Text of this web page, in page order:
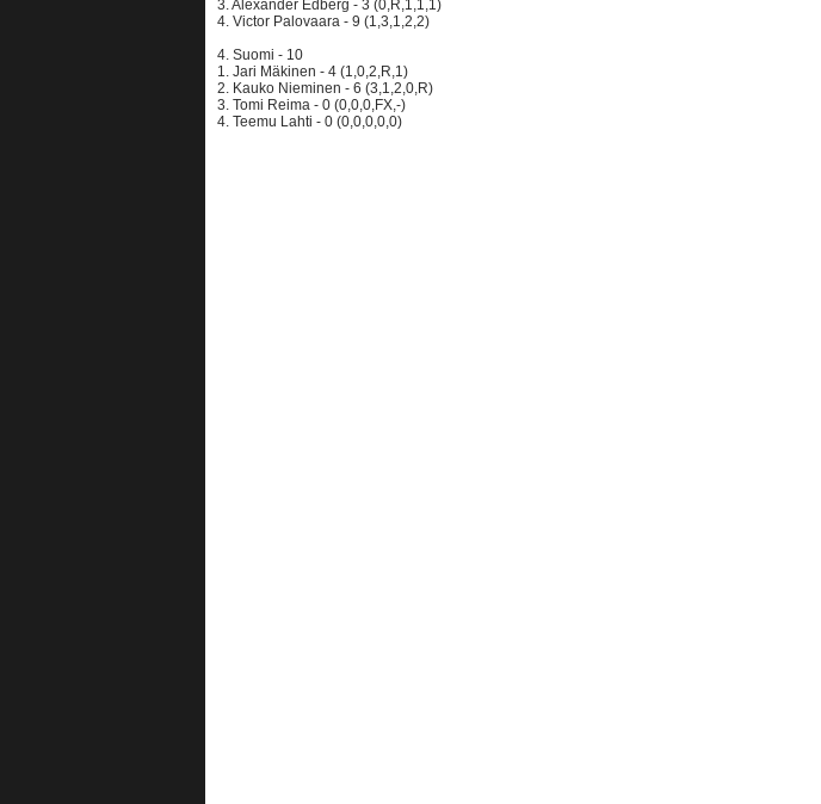
3. Alexander Edberg - 3 (0,R,1,1,1)
4. Victor Palovaara - 9 (1,3,1,2,2)
4. Suomi - 10
1. Jari Mäkinen - 4 (1,0,2,R,1)
2. Kauko Nieminen - 6 (3,1,2,0,R)
3. Tomi Reima - 0 (0,0,0,FX,-)
4. Teemu Lahti - 0 (0,0,0,0,0)